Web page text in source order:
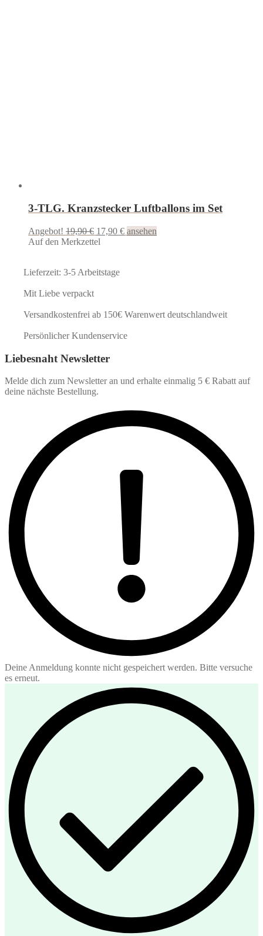
3-TLG. Kranzstecker Luftballons im Set
Angebot! 19,90€ Ursprünglicher
Preis
17,90 €Aktueller
ansehen
Auf den Merkzettel
Lieferzeit: 3-5 Arbeitstage
Mit Liebe verpackt
Versandkostenfrei ab 150€ Warenwert deutschlandweit
Persönlicher Kundenservice
Liebesnaht Newsletter
Melde dich zum Newsletter an und erhalte einmalig 5 € Rabatt auf
deine nächste Bestellung.
Deine Anmeldung konnte nicht gespeichert werden. Bitte versuche
es erneut.